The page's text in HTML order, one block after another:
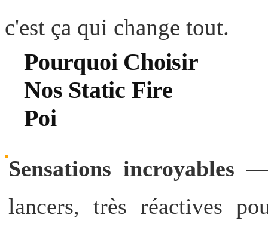
c'est ça qui change tout.
Pourquoi Choisir
Nos Static Fire
Poi
Sensations incroyables —
lancers, très réactives